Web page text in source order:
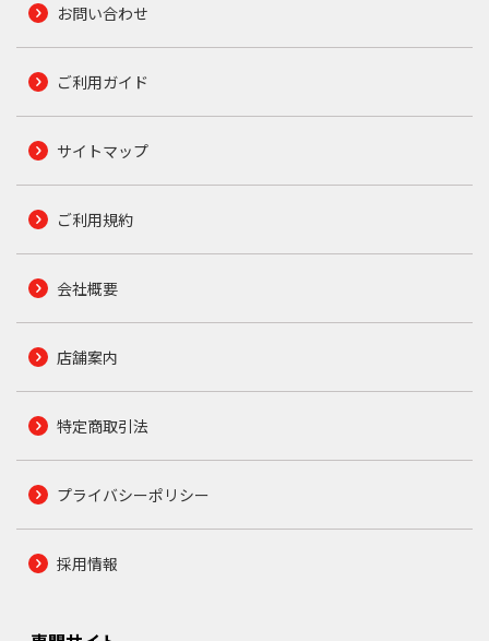
お問い合わせ
ご利用ガイド
サイトマップ
ご利用規約
会社概要
店舗案内
特定商取引法
プライバシーポリシー
採用情報